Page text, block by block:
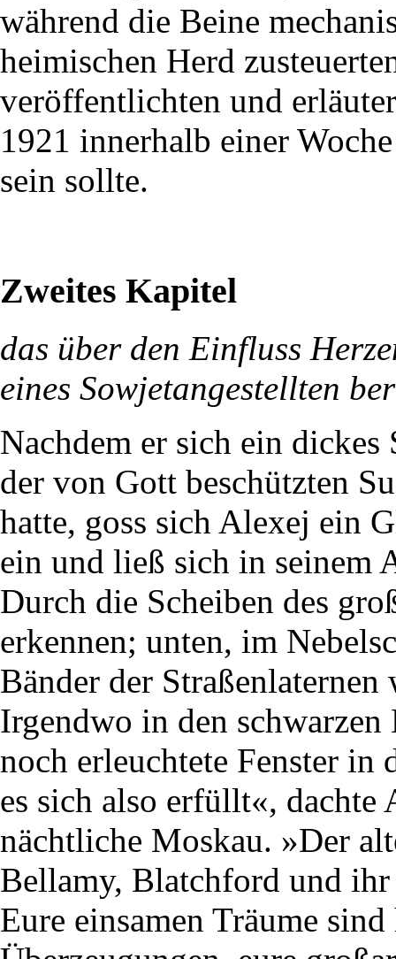
während die Beine
heimischen Herd
veröffentlichten und
1921 innerhalb einer
sein sollte.
Zweites Kapitel
das über den Einfluss
eines Sowjetangestellten
Nachdem er sich ein dickes
der von Gott beschützten
hatte, goss sich Alexej ein
ein und ließ sich in seinem
Durch die Scheiben des
erkennen; unten, im
Bänder der
Irgendwo in den
noch erleuchtete Fenster
es sich also erfüllt«,
nächtliche Moskau. »Der
Bellamy, Blatchford und
Eure einsamen Träume